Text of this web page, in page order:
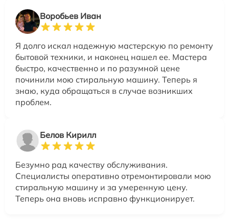
Воробьев Иван
Я долго искал надежную мастерскую по ремонту
бытовой техники, и наконец нашел ее. Мастера
быстро, качественно и по разумной цене
починили мою стиральную машину. Теперь я
знаю, куда обращаться в случае возникших
проблем.
Белов Кирилл
Безумно рад качеству обслуживания.
Специалисты оперативно отремонтировали мою
стиральную машину и за умеренную цену.
Теперь она вновь исправно функционирует.